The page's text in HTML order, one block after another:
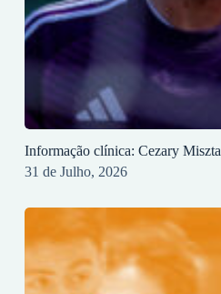
Informação clínica: Cezary Miszta
31 de Julho, 2026